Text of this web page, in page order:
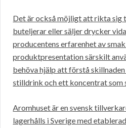
Det är också möjligt att rikta sig
buteljerar eller säljer drycker
producentens erfarenhet av
produktpresentation särskilt
behöva hjälp att förstå
stilldrink och ett koncentrat som
Aromhuset är en svensk
lagerhålls i Sverige med